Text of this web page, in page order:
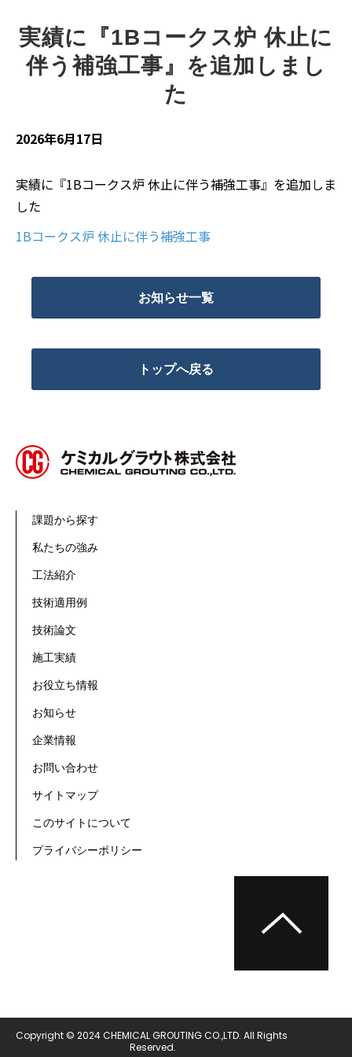
実績に『1Bコークス炉 休止に
伴う補強工事』を追加しまし
た
2026年6月17日
実績に『1Bコークス炉 休止に伴う補強工事』を追加しま
した
1Bコークス炉 休止に伴う補強工事
お知らせ一覧
トップへ戻る
課題から探す
私たちの強み
工法紹介
技術適用例
技術論文
施工実績
お役立ち情報
お知らせ
企業情報
お問い合わせ
サイトマップ
このサイトについて
プライバシーポリシー
Copyright © 2024 CHEMICAL GROUTING CO.,LTD. All Rights
Reserved.